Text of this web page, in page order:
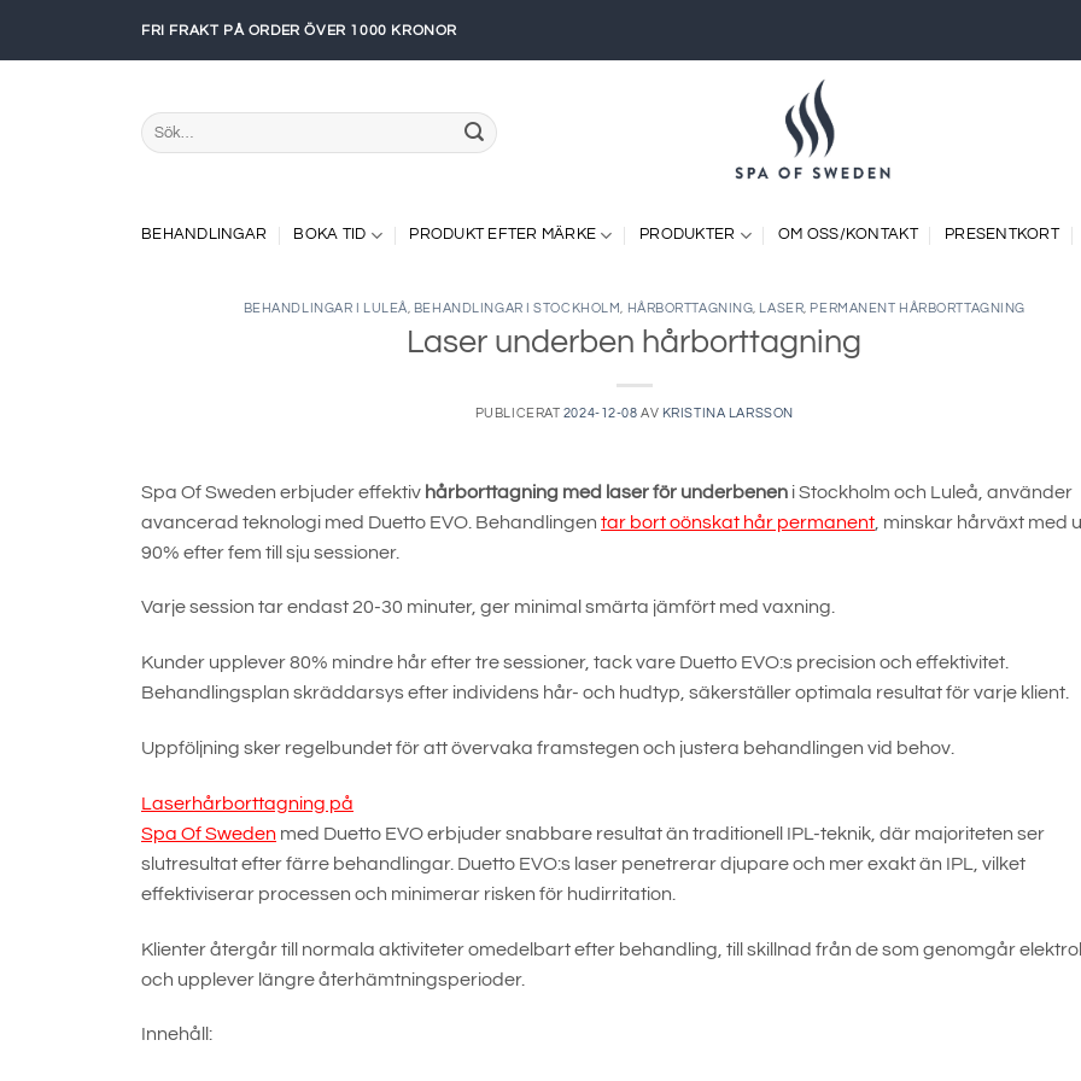
FRI FRAKT PÅ ORDER ÖVER 1000 KRONOR
Sök
efter:
BEHANDLINGAR BOKA TID PRODUKT EFTER MÄRKE PRODUKTER OM OSS/KONTAKT PRESENTKORT
BEHANDLINGAR I LULEÅ BEHANDLINGAR I STOCKHOLM HÅRBORTTAGNING LASER PERMANENT HÅRBORTTAGNING
Laser underben hårborttagning
PUBLICERAT 2024-12-08 AV KRISTINA LARSSON
Spa Of Sweden erbjuder effektiv hårborttagning med laser för underbenen i Stockholm och Luleå, använder
avancerad teknologi med Duetto EVO. Behandlingen tar bort oönskat hår permanent , minskar hårväxt med
90% efter fem till sju sessioner.
Varje session tar endast 20-30 minuter, ger minimal smärta jämfört med vaxning.
Kunder upplever 80% mindre hår efter tre sessioner, tack vare Duetto EVO:s precision och effektivitet.
Behandlingsplan skräddarsys efter individens hår- och hudtyp, säkerställer optimala resultat för varje klient.
Uppföljning sker regelbundet för att övervaka framstegen och justera behandlingen vid behov.
Laserhårborttagning på
Spa Of Sweden med Duetto EVO erbjuder snabbare resultat än traditionell IPL-teknik, där majoriteten ser
slutresultat efter färre behandlingar. Duetto EVO:s laser penetrerar djupare och mer exakt än IPL, vilket
effektiviserar processen och minimerar risken för hudirritation.
Klienter återgår till normala aktiviteter omedelbart efter behandling, till skillnad från de som genomgår
och upplever längre återhämtningsperioder.
Innehåll: